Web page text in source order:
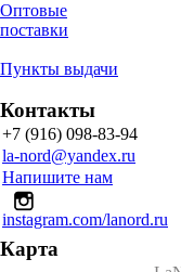
Оптовые
поставки
Пункты выдачи
Контакты
+7 (916) 098-83-94
la-nord@yandex.ru
Напишите нам
instagram.com/lanord.ru
Карта